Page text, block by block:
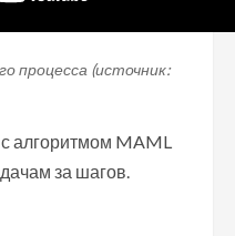
процесса (источник:
алгоритмом MAML
за шагов.